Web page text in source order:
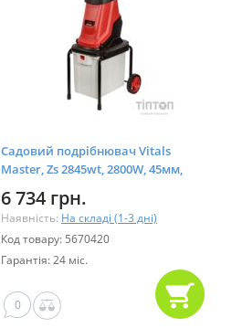
Садовий подрібнювач Vitals
Master, Zs 2845wt, 2800W, 45мм,
6 734 грн.
Наявність: На складі (1-3 дні)
Код товару: 5670420
Гарантія: 24 міс.
0